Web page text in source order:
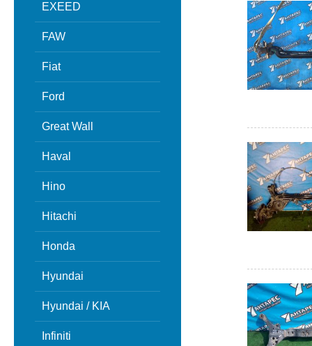
EXEED
FAW
Fiat
Ford
Great Wall
Haval
Hino
Hitachi
Honda
Hyundai
Hyundai / KIA
Infiniti